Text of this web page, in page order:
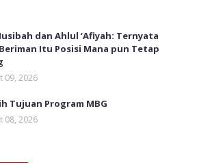
dan Ahlul ‘Afiyah: Ternyata
Itu Posisi Mana pun Tetap
09, 2026
Tujuan Program MBG
08, 2026